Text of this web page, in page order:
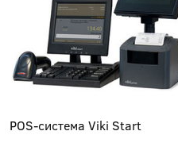
POS-система Viki Start
NEXT